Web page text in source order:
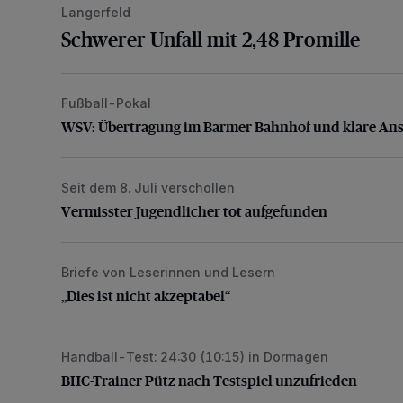
Langerfeld
Schwerer Unfall mit 2,48 Promille
WSV: Übertragung im Barmer Bahnhof und klare
Fußball-Pokal
WSV: Übertragung im Barmer Bahnhof und klare
Vermisster Jugendlicher tot aufgefunden
Seit dem 8. Juli verschollen
Vermisster Jugendlicher tot aufgefunden
„Dies ist nicht akzeptabel“
Briefe von Leserinnen und Lesern
„Dies ist nicht akzeptabel“
BHC-Trainer Pütz nach Testspiel unzufrieden
Handball-Test: 24:30 (10:15) in Dormagen
BHC-Trainer Pütz nach Testspiel unzufrieden